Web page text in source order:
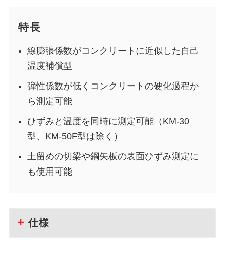
特長
線膨張係数がコンクリートに近似した自己
温度補償型
弾性係数が低くコンクリートの硬化過程か
ら測定可能
ひずみと温度を同時に測定可能（KM-30
型、KM-50F型は除く）
土留めの切梁や鋼矢板の表面ひずみ測定に
も使用可能
仕様